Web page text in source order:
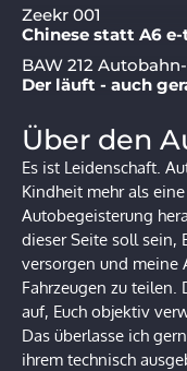
Zeekr 001
Chinese statt A6
BAW 212
Der läuft - auch
Über den
Es ist Leidenschaft.
Kindheit mehr als
Autobegeisterung
dieser Seite soll sein,
versorgen und meine
Fahrzeugen zu teilen.
auf, Euch objektiv
Das überlasse ich
ihrem technisch